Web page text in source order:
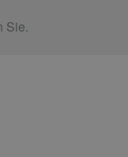
Sie.